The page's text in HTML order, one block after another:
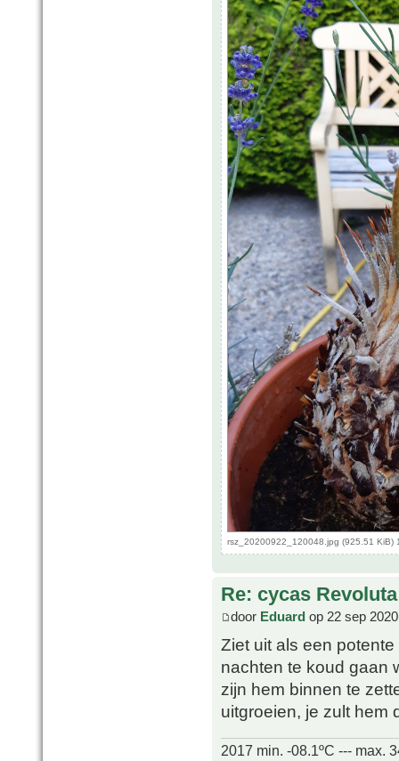
rsz_20200922_120048.jpg (925.51 KiB)
Re: cycas Revoluta
door Eduard op 22 sep
Ziet uit als een
nachten te koud gaan
zijn hem binnen te
uitgroeien, je zult hem
2017 min. -08.1ºC --- max.